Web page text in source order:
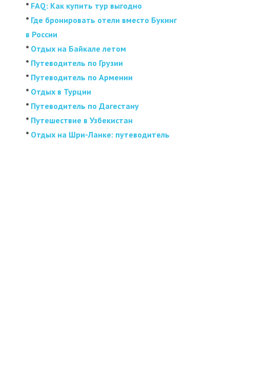
* FAQ: Как купить тур выгодно
* Где бронировать отели вместо Букинг
в России
* Отдых на Байкале летом
* Путеводитель по Грузии
* Путеводитель по Армении
* Отдых в Турции
* Путеводитель по Дагестану
* Путешествие в Узбекистан
* Отдых на Шри-Ланке: путеводитель